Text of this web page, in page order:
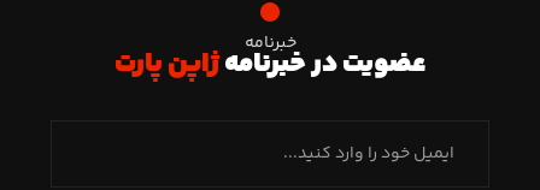
خبرنامه
عضویت در خبرنامهژاپن پارت